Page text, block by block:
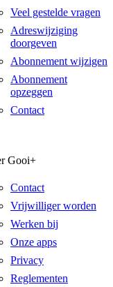
Veel gestelde vragen
Adreswijziging
doorgeven
Abonnement wijzigen
Abonnement
opzeggen
Contact
Gooi+
Contact
Vrijwilliger worden
Werken bij
Onze apps
Privacy
Reglementen